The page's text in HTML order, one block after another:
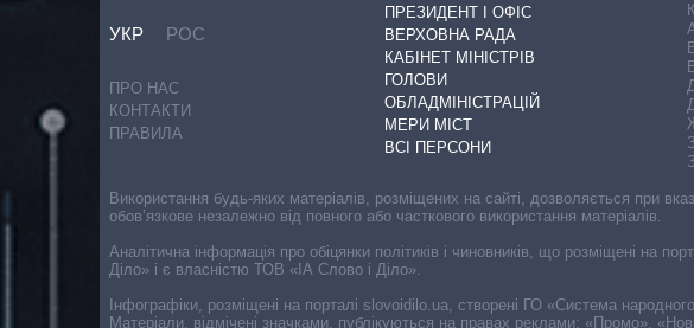
УКР РОС
ПРО НАС
КОНТАКТИ
ПРАВИЛА
ПРЕЗИДЕНТ І ОФІС
ВЕРХОВНА РАДА
КАБІНЕТ МІНІСТРІВ
ГОЛОВИ
ОБЛАДМІНІСТРАЦІЙ
МЕРИ МІСТ
ВСІ ПЕРСОНИ
Використання будь-яких матеріалів, розміщених на сайті, дозволяється при
обов’язкове незалежно від повного або часткового використання матеріалів.
Аналітична інформація про обіцянки політиків і чиновників, що розміщені на
Діло» і є власністю ТОВ «ІА Слово і Діло».
Інфографіки, розміщені на порталі slovoidilo.ua, створені ГО «Система
Матеріали, відмічені значками, публікуються на правах реклами: «Промо»,